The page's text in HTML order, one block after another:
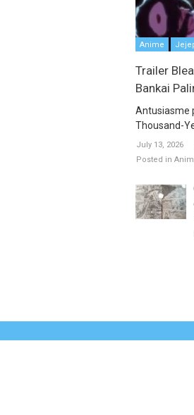
Anime
Trailer
Bankai
Antusiasme
Thousand-
July 13, 2026
Posted in